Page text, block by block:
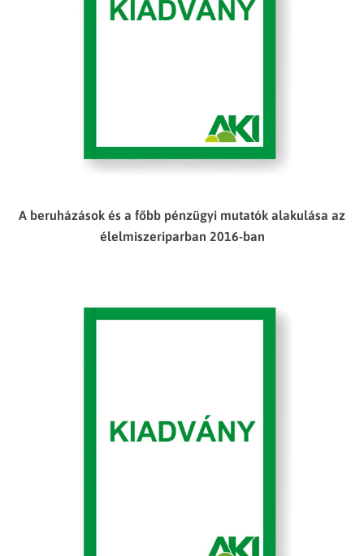
A beruházások és a főbb pénzügyi mutatók alakulása az
élelmiszeriparban 2016-ban